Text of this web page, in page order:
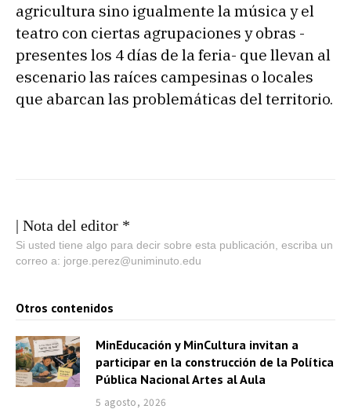
agricultura sino igualmente la música y el
teatro con ciertas agrupaciones y obras -
presentes los 4 días de la feria- que llevan al
escenario las raíces campesinas o locales
que abarcan las problemáticas del territorio.
| Nota del editor *
Si usted tiene algo para decir sobre esta publicación, escriba un
correo a: jorge.perez@uniminuto.edu
Otros contenidos
MinEducación y MinCultura invitan a
participar en la construcción de la Política
Pública Nacional Artes al Aula
5 agosto, 2026